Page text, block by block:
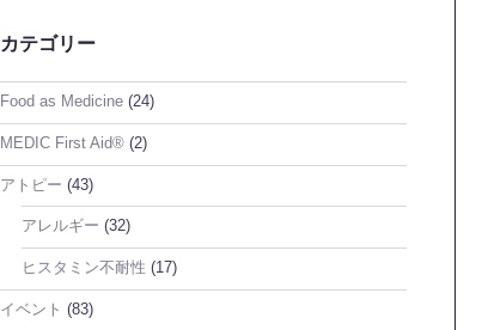
カテゴリー
Food as Medicine (24)
MEDIC First Aid® (2)
アトピー (43)
アレルギー (32)
ヒスタミン不耐性 (17)
イベント (83)